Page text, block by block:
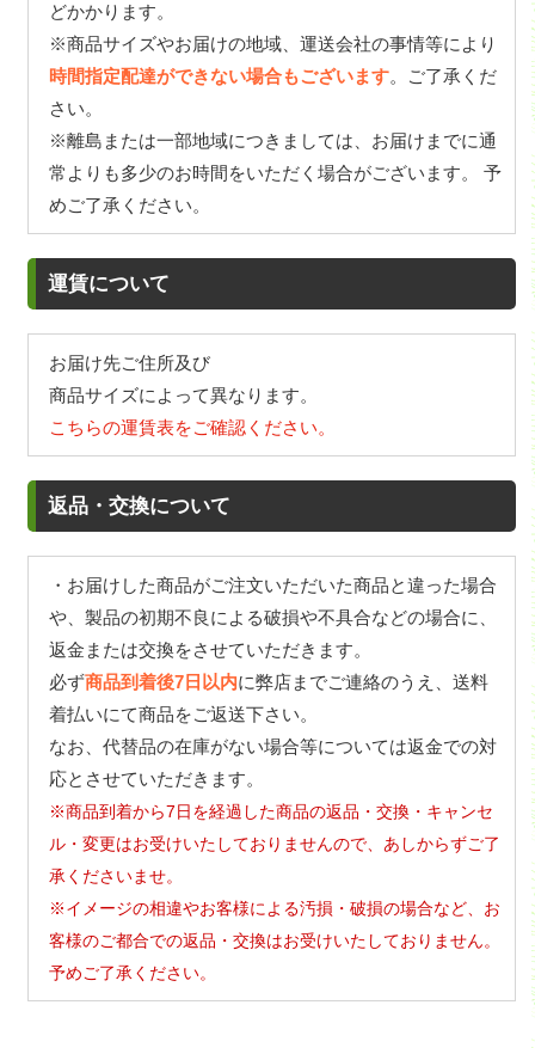
どかかります。
※商品サイズやお届けの地域、運送会社の事情等により
時間指定配達ができない場合もございます。ご了承くだ
さい。
※離島または一部地域につきましては、お届けまでに通
常よりも多少のお時間をいただく場合がございます。 予
めご了承ください。
運賃について
お届け先ご住所及び
商品サイズによって異なります。
こちらの運賃表をご確認ください。
返品・交換について
・お届けした商品がご注文いただいた商品と違った場合
や、製品の初期不良による破損や不具合などの場合に、
返金または交換をさせていただきます。
必ず商品到着後7日以内に弊店までご連絡のうえ、送料
着払いにて商品をご返送下さい。
なお、代替品の在庫がない場合等については返金での対
応とさせていただきます。
※商品到着から7日を経過した商品の返品・交換・キャンセ
ル・変更はお受けいたしておりませんので、あしからずご了
承くださいませ。
※イメージの相違やお客様による汚損・破損の場合など、お
客様のご都合での返品・交換はお受けいたしておりません。
予めご了承ください。